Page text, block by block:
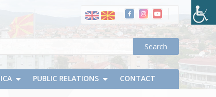
PUBLIC RELATIONS CONTACT
на
на
925
КО